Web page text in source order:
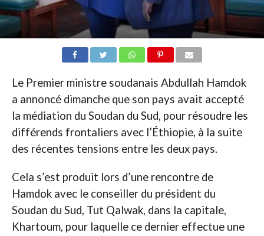
Le Premier ministre soudanais Abdullah Hamdok
a annoncé dimanche que son pays avait accepté
la médiation du Soudan du Sud, pour résoudre les
différends frontaliers avec l’Éthiopie, à la suite
des récentes tensions entre les deux pays.
Cela s’est produit lors d’une rencontre de
Hamdok avec le conseiller du président du
Soudan du Sud, Tut Qalwak, dans la capitale,
Khartoum, pour laquelle ce dernier effectue une